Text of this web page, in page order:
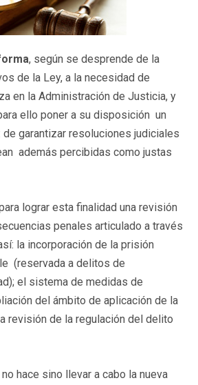
, según se desprende de la
de la Ley, a la necesidad de
en la Administración de Justicia, y
ello poner a su disposición un
garantizar resoluciones judiciales
además percibidas como justas
lograr esta finalidad una revisión
penales articulado a través
la incorporación de la prisión
(reservada a delitos de
el sistema de medidas de
del ámbito de aplicación de la
revisión de la regulación del delito
hace sino llevar a cabo la nueva